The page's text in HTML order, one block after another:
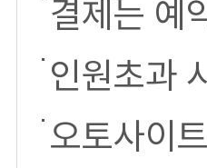
결제는 예
인원초과
오토사이